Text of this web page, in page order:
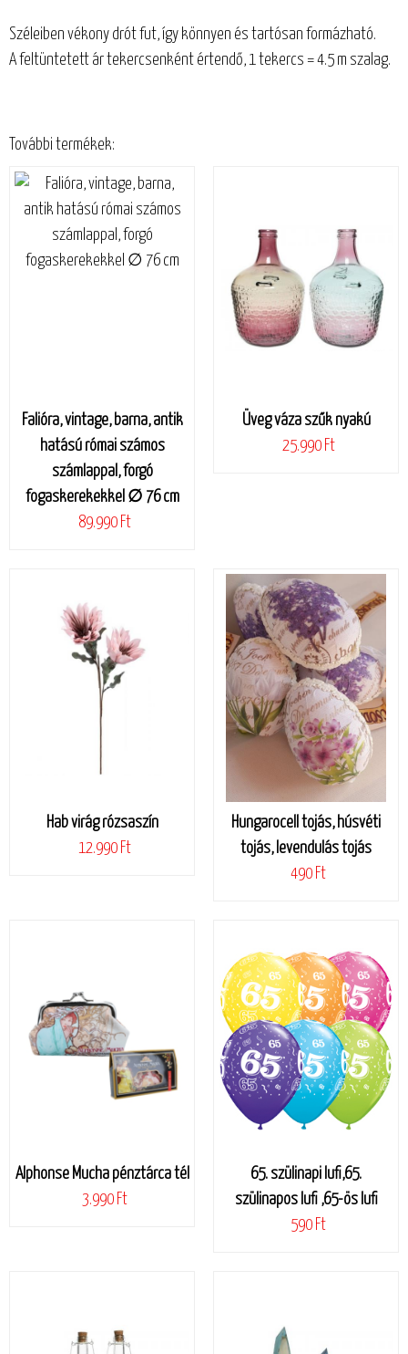
Széleiben vékony drót fut, így könnyen és tartósan formázható.
A feltüntetett ár tekercsenként értendő, 1 tekercs = 4.5 m szalag.
További termékek:
Falióra, vintage, barna, antik
hatású római számos
számlappal, forgó
fogaskerekekkel ∅ 76 cm
89.990 Ft
Üveg váza szűk nyakú
25.990 Ft
Hab virág rózsaszín
12.990 Ft
Hungarocell tojás, húsvéti
tojás, levendulás tojás
490 Ft
Alphonse Mucha pénztárca tél
3.990 Ft
65. szülinapi lufi,65.
szülinapos lufi ,65-ös lufi
590 Ft